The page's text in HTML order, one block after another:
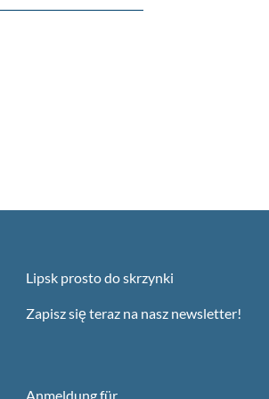
Lipsk prosto do skrzynki
Zapisz się teraz na nasz newsletter!
Anmeldung für